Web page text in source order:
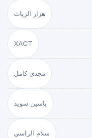
هزار الزيات
XACT
مجدي كامل
ياسين سويد
سلام الراسي